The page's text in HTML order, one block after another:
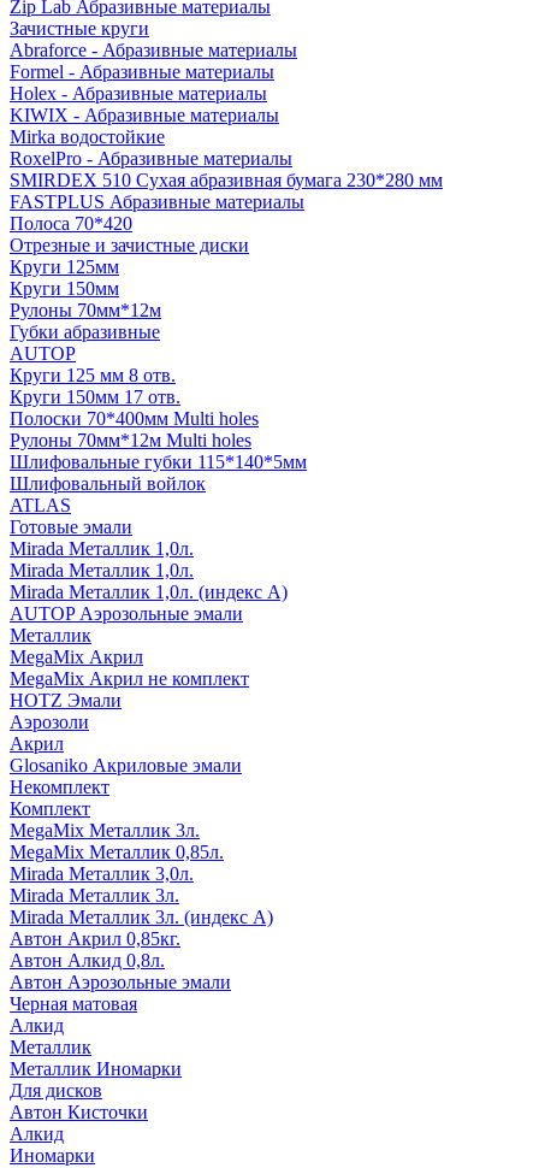
Zip Lab Абразивные материалы
Зачистные круги
Abraforce - Абразивные материалы
Formel - Абразивные материалы
Holex - Абразивные материалы
KIWIX - Абразивные материалы
Mirka водостойкие
RoxelPro - Абразивные материалы
SMIRDEX 510 Сухая абразивная бумага 230*280 мм
FASTPLUS Абразивные материалы
Полоса 70*420
Отрезные и зачистные диски
Круги 125мм
Круги 150мм
Рулоны 70мм*12м
Губки абразивные
AUTOP
Круги 125 мм 8 отв.
Круги 150мм 17 отв.
Полоски 70*400мм Multi holes
Рулоны 70мм*12м Multi holes
Шлифовальные губки 115*140*5мм
Шлифовальный войлок
ATLAS
Готовые эмали
Mirada Металлик 1,0л.
Mirada Металлик 1,0л.
Mirada Металлик 1,0л. (индекс А)
AUTOP Аэрозольные эмали
Металлик
MegaMix Акрил
MegaMix Акрил не комплект
HOTZ Эмали
Аэрозоли
Акрил
Glosaniko Акриловые эмали
Некомплект
Комплект
MegaMix Металлик 3л.
MegaMix Металлик 0,85л.
Mirada Металлик 3,0л.
Mirada Металлик 3л.
Mirada Металлик 3л. (индекс А)
Автон Акрил 0,85кг.
Автон Алкид 0,8л.
Автон Аэрозольные эмали
Черная матовая
Алкид
Металлик
Металлик Иномарки
Для дисков
Автон Кисточки
Алкид
Иномарки